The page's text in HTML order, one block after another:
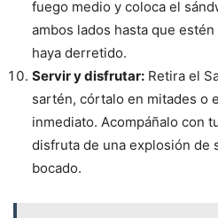
fuego medio y coloca el
ambos lados hasta que
haya derretido.
Servir y disfrutar: Retira el
sartén, córtalo en mitades o
inmediato. Acompáñalo con
disfruta de una explosión de
bocado.